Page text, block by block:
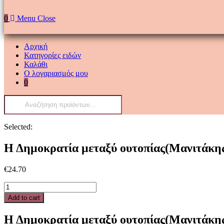
0 Menu Close
Αρχική
Κατηγορίες ειδών
Καλάθι
Ο λογαριασμός μου
0
Products
Selected:
Η Δημοκρατία μεταξύ
€24.70
Η
Δημοκρατία
μεταξύ
ουτοπίας(Μανιτάκης)
quantity
Add to cart
Η Δημοκρατία μεταξύ